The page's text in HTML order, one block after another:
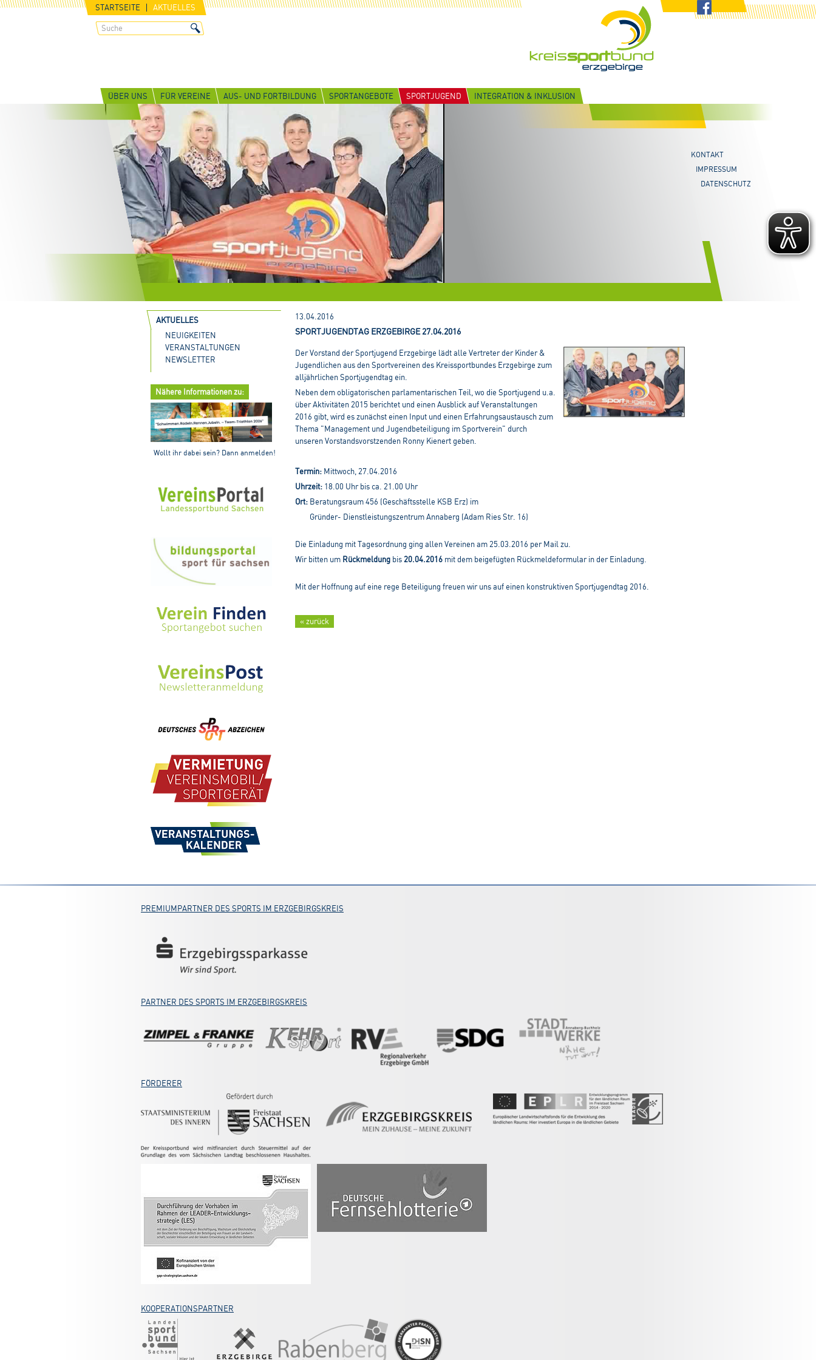
STARTSEITE AKTUELLES
KONTAKT
IMPRESSUM
DATENSCHUTZ
ÜBER UNS FÜR VEREINE AUS- UND FORTBILDUNG SPORTANGEBOTE SPORTJUGEND INTEGRATION & INKLUSION
AKTUELLES
NEUIGKEITEN
VERANSTALTUNGEN
NEWSLETTER
Nähere Informationen zu:
Wollt ihr dabei sein? Dann anmelden!
13.04.2016
SPORTJUGENDTAG ERZGEBIRGE 27.04.2016
Der Vorstand der Sportjugend Erzgebirge lädt alle Vertreter der Kinder &
Jugendlichen aus den Sportvereinen des Kreissportbundes Erzgebirge zum
alljährlichen Sportjugendtag ein.
Neben dem obligatorischen parlamentarischen Teil, wo die Sportjugend u.a.
über Aktivitäten 2015 berichtet und einen Ausblick auf Veranstaltungen
2016 gibt, wird es zunächst einen Input und einen Erfahrungsaustausch zum
Thema "Management und Jugendbeteiligung im Sportverein" durch
unseren Vorstandsvorstzenden Ronny Kienert geben.
Termin:Mittwoch, 27.04.2016
Uhrzeit:18.00 Uhr bis ca. 21.00 Uhr
Ort: Beratungsraum 456 (Geschäftsstelle KSB Erz) im
Gründer- Dienstleistungszentrum Annaberg (Adam Ries Str. 16)
Die Einladung mit Tagesordnung ging allen Vereinen am 25.03.2016 per Mail zu.
Wir bitten um Rückmeldungbis 20.04.2016mit dem beigefügten Rückmeldeformular in der Einladung.
Mit der Hoffnung auf eine rege Beteiligung freuen wir uns auf einen konstruktiven Sportjugendtag 2016.
« zurück
PREMIUMPARTNER DES SPORTS IM ERZGEBIRGSKREIS
PARTNER DES SPORTS IM ERZGEBIRGSKREIS
FÖRDERER
KOOPERATIONSPARTNER